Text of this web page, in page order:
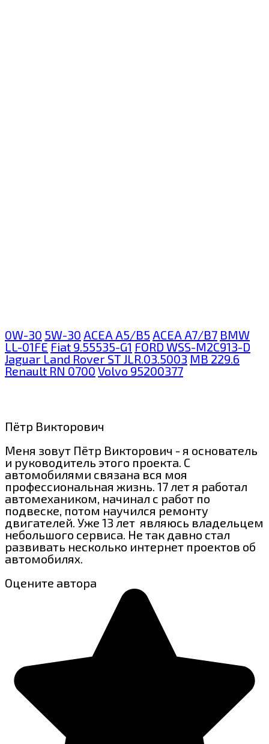
0W-30 5W-30 ACEA A5/B5 ACEA A7/B7 BMW
LL-01FE Fiat 9.55535-G1 FORD WSS-M2C913-D
Jaguar Land Rover ST JLR.03.5003 MB 229.6
Renault RN 0700 Volvo 95200377
Пётр Викторович
Меня зовут Пётр Викторович - я основатель
и руководитель этого проекта. С
автомобилями связана вся моя
профессиональная жизнь. 17 лет я работал
автомехаником, начинал с работ по
подвеске, потом научился ремонту
двигателей. Уже 13 лет являюсь владельцем
небольшого сервиса. Не так давно стал
развивать несколько интернет проектов об
автомобилях.
Оцените автора